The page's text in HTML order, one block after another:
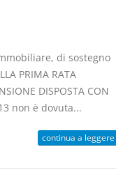
di sostegno
PRIMA RATA
DISPOSTA CON
non è dovuta...
continua a leggere